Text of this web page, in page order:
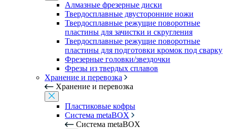
Алмазные фрезерные диски
Твердосплавные двусторонние ножи
Твердосплавные режущие поворотные
пластины для зачистки и скругления
Твердосплавные режущие поворотные
пластины для подготовки кромок под сварку
Фрезерные головки/звездочки
Фрезы из твердых сплавов
Хранение и перевозка
Хранение и перевозка
Пластиковые кофры
Система metaBOX
Система metaBOX